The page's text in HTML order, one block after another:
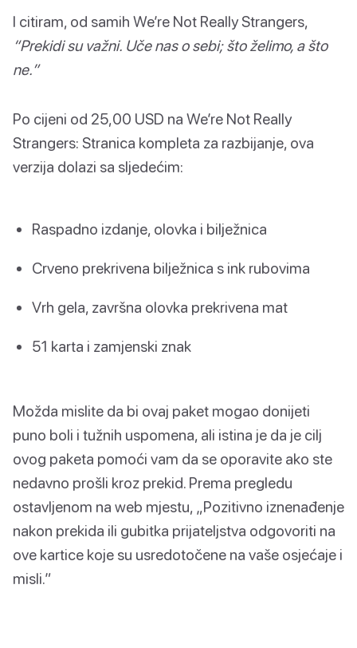
I citiram, od samih We’re Not Really Strangers,
“Prekidi su važni. Uče nas o sebi; što želimo, a što
ne.”
Po cijeni od 25,00 USD na We’re Not Really
Strangers: Stranica kompleta za razbijanje, ova
verzija dolazi sa sljedećim:
Raspadno izdanje, olovka i bilježnica
Crveno prekrivena bilježnica s ink rubovima
Vrh gela, završna olovka prekrivena mat
51 karta i zamjenski znak
Možda mislite da bi ovaj paket mogao donijeti
puno boli i tužnih uspomena, ali istina je da je cilj
ovog paketa pomoći vam da se oporavite ako ste
nedavno prošli kroz prekid. Prema pregledu
ostavljenom na web mjestu, „Pozitivno iznenađenje
nakon prekida ili gubitka prijateljstva odgovoriti na
ove kartice koje su usredotočene na vaše osjećaje i
misli.”